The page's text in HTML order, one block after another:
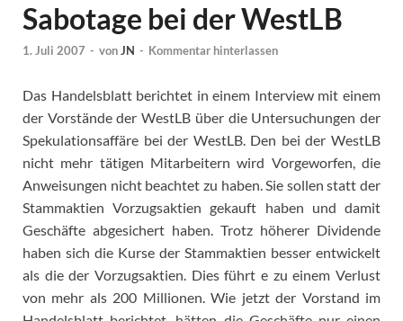
Sabotage bei der WestLB
1. Juli 2007 - vonJN - Kommentar hinterlassen
Das Handelsblatt berichtet in einem Interview mit einem
der Vorstände der WestLB über die Untersuchungen der
Spekulationsaffäre bei der WestLB. Den bei der WestLB
nicht mehr tätigen Mitarbeitern wird Vorgeworfen, die
Anweisungen nicht beachtet zu haben. Sie sollen statt der
Stammaktien Vorzugsaktien gekauft haben und damit
Geschäfte abgesichert haben. Trotz höherer Dividende
haben sich die Kurse der Stammaktien besser entwickelt
als die der Vorzugsaktien. Dies führt e zu einem Verlust
von mehr als 200 Millionen. Wie jetzt der Vorstand im